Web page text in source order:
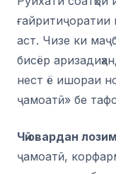
ғайритиҷоратии
аст. Чизе ки
бисёр
нест ё ишораи
ҷамоатӣ» бе
Чӣ овардан
ҷамоатӣ,